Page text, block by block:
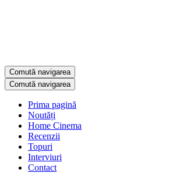
Comută navigarea
Comută navigarea
Prima pagină
Noutăți
Home Cinema
Recenzii
Topuri
Interviuri
Contact